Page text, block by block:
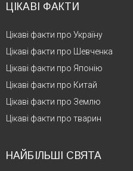
1882 – Джеймс Джойс
1875 – Фріц Крайслер
1863 – Тимотей Бордуляк
1861 – Соломон Гуггенхайм
ЦІКАВІ ФАКТИ
Цікаві факти про Україну
Цікаві факти про Шевченка
Цікаві факти про Японію
Цікаві факти про Китай
Цікаві факти про Землю
Цікаві факти про тварин
НАЙБІЛЬШІ СВЯТА